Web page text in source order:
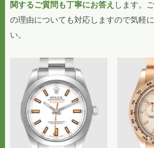
関するご質問も丁寧にお答え します。
の理由についても対応しますので気軽
い。